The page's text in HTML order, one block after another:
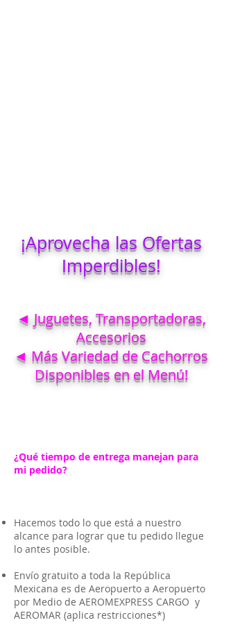
¡Aprovecha las Ofertas
Imperdibles!
◄ Juguetes, Transportadoras,
Accesorios
◄ Más Variedad de Cachorros
Disponibles en el Menú!
¿Qué tiempo de entrega manejan para
mi pedido?
Hacemos todo lo que está a nuestro
alcance para lograr que tu pedido llegue
lo antes posible.
Envío gratuito a toda la República
Mexicana es de Aeropuerto a Aeropuerto
por Medio de AEROMEXPRESS CARGO y
AEROMAR (aplica restricciones*)